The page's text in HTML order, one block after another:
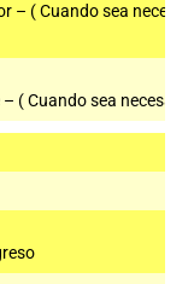
– ( Cuando sea
( Cuando sea